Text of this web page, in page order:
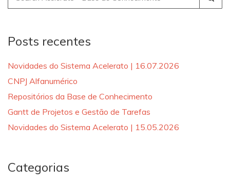
for:
Posts recentes
Novidades do Sistema Acelerato | 16.07.2026
CNPJ Alfanumérico
Repositórios da Base de Conhecimento
Gantt de Projetos e Gestão de Tarefas
Novidades do Sistema Acelerato | 15.05.2026
Categorias